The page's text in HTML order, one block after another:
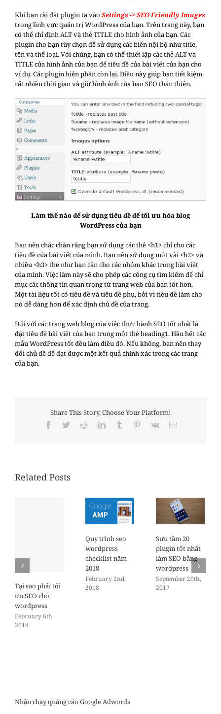
Khi bạn cài đặt plugin ta vào Settings -> SEO Friendly Images
trong lĩnh vực quản trị WordPress của bạn. Trên trang này, bạn
có thể chỉ định ALT và thẻ TITLE cho hình ảnh của bạn. Các
plugin cho bạn tùy chọn để sử dụng các biến nội bộ như title,
tên và thể loại. Với chúng, bạn có thể thiết lập các thẻ ALT và
TITLE của hình ảnh của bạn để tiêu đề của bài viết của bạn cho
ví dụ. Các plugin hiện phần còn lại. Điều này giúp bạn tiết kiệm
rất nhiều thời gian và giữ hình ảnh của bạn SEO thân thiện.
Làm thế nào để sử dụng tiêu đề để tối ưu hóa blog
WordPress của bạn
Bạn nên chắc chắn rằng bạn sử dụng các thẻ <h1> chỉ cho các
tiêu đề của bài viết của mình.Bạn nên sử dụng một vài <h2> và
nhiều <h3> thẻ như bạn cần cho các nhóm khác trong bài viết
của mình. Việc làm này sẽ cho phép các công cụ tìm kiếm để chỉ
mục các thông tin quan trọng từ trang web của bạn tốt hơn.
Một tài liệu tốt có tiêu đề và tiêu đề phụ, bởi vì tiêu đề làm cho
nó dễ dàng hơn để xác định chủ đề của trang.
Đối với các trang web blog của việc thực hành SEO tốt nhất là
đặt tiêu đề bài viết của bạn trong một thẻ heading1. Hầu hết các
mẫu WordPress tốt đều làm điều đó. Nếu không, bạn nên thay
đổi chủ đề để đạt được một kết quả chính xác trong các trang
của bạn.
Share This Story, Choose Your Platform!
Facebook
TwitterRedditLinkedInTumblr Pinterest
Vk Email
Related Posts
Tại sao phải tối
ưu SEO cho
wordpress
February 6th,
2018
Quy trình seo
wordpress
checklist năm
2018
February 2nd,
2018
Sưu tầm 20
plugin tốt nhất
làm SEO bằng
wordpress
September 20th,
2017
Nhận chạy quảng cáo Google Adwords